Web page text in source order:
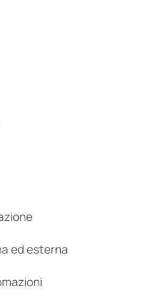
ed esterna